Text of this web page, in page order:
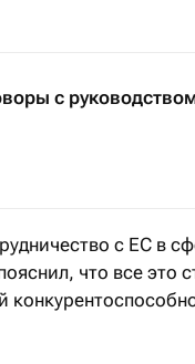
с
с ЕС в
что все это